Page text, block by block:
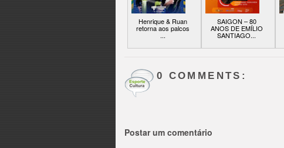
Henrique & Ruan
retorna aos palcos
...
SAIGON – 80
ANOS DE EMÍLIO
SANTIAGO...
0 COMMENTS:
Postar um comentário